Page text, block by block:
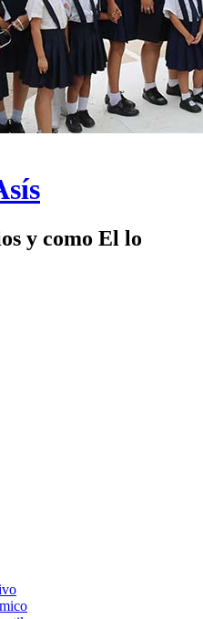
y como El lo